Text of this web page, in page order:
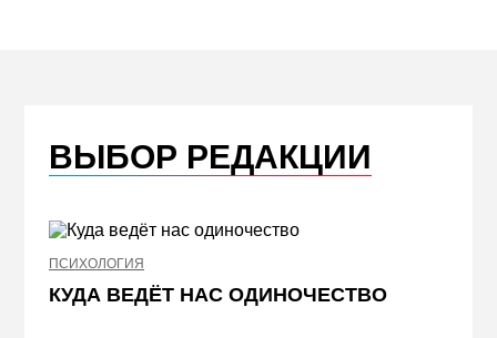
ВЫБОР РЕДАКЦИИ
ПСИХОЛОГИЯ
КУДА ВЕДЁТ НАС ОДИНОЧЕСТВО